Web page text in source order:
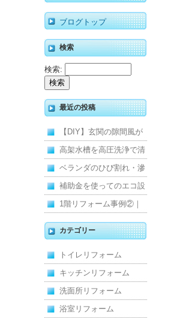
ブログトップ
検索
検索:
最近の投稿
【DIY】玄関の隙間風が
寒くて断熱ドアに交換し
ました
高架水槽を高圧洗浄で清
掃！衛生的な給水環境を
維持｜施工事例
ベランダのひび割れ・滲
みを解消！賃貸マンショ
ン防水工事
補助金を使ってのエコ設
備住宅リフォーム
1階リフォーム事例②｜
キッチン・床・収納を一
新し、扉新設で動線を整
えた全面改修
カテゴリー
トイレリフォーム
キッチンリフォーム
洗面所リフォーム
浴室リフォーム